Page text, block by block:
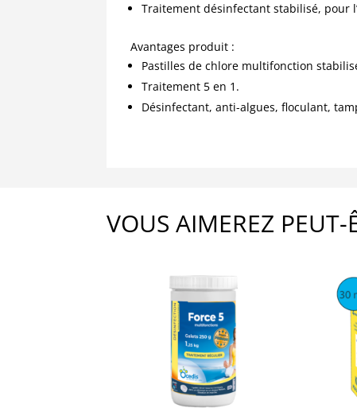
Traitement désinfectant stabilisé, pour
Avantages produit :
Pastilles de chlore multifonction
Traitement 5 en 1.
Désinfectant, anti-algues, floculant,
VOUS AIMEREZ PEUT-